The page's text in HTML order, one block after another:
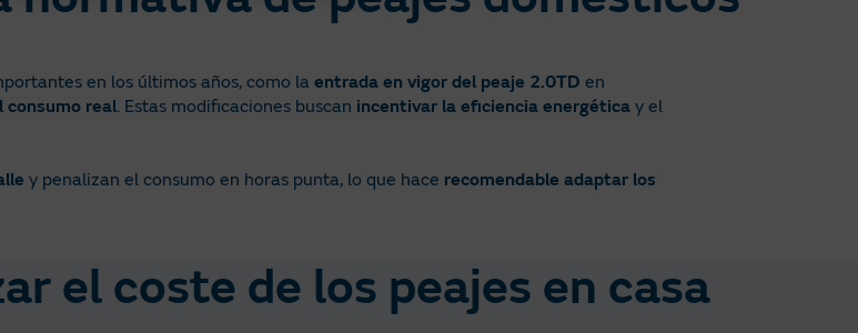
en los últimos años, como la entrada en vigor del peaje 2.0TD en
consumo real. Estas modificaciones buscan incentivar la eficiencia energética y el
y penalizan el consumo en horas punta, lo que hace recomendable adaptar los
el coste de los peajes en casa​